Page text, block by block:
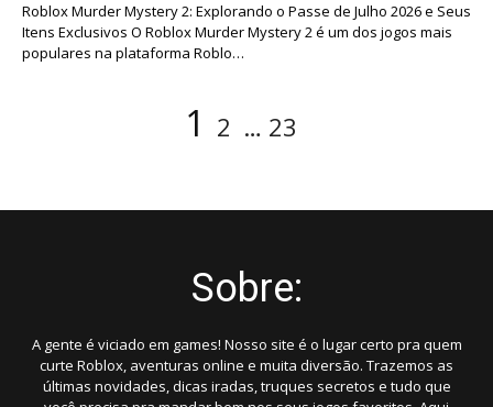
Roblox Murder Mystery 2: Explorando o Passe de Julho 2026 e Seus
Itens Exclusivos O Roblox Murder Mystery 2 é um dos jogos mais
populares na plataforma Roblo…
Página
1 Página
2 … Página
23
Sobre:
A gente é viciado em games! Nosso site é o lugar certo pra quem
curte Roblox, aventuras online e muita diversão. Trazemos as
últimas novidades, dicas iradas, truques secretos e tudo que